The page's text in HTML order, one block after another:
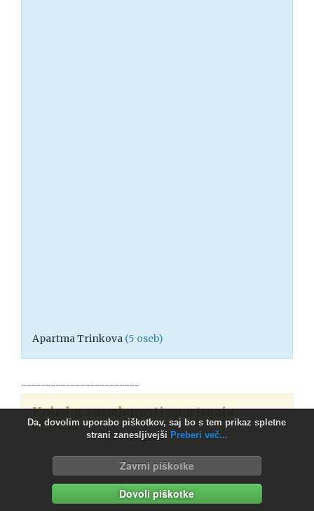
Da, dovolim uporabo piškotkov, saj bo s tem prikaz spletne
strani zanesljivejši Preberi več...
Zavrni piškotke
Dovoli piškotke
Apartma Trinkova (5 oseb)
------------------------
Koledar zasedenosti apartmaja
Jagoda: